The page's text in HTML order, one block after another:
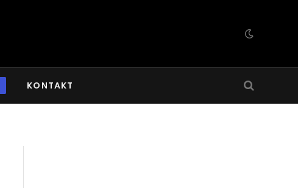
KONTAKT